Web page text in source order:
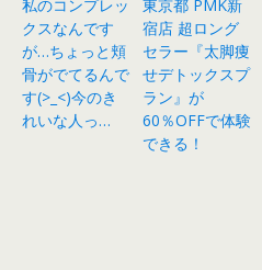
私のコンプレッ
クスなんです
が…ちょっと頬
骨がでてるんで
す(>_<)今のき
れいな人っ…
東京都 PMK新
宿店 超ロング
セラー『太脚痩
せデトックスプ
ラン』が
60％OFFで体験
できる！